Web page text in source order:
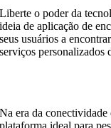
Liberte o poder da
ideia de aplicação de
seus usuários a
serviços personalizados
Na era da